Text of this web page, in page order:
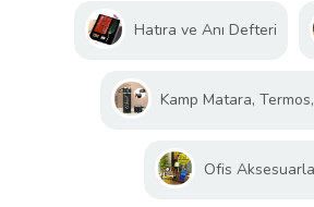
Hatıra ve Anı Defteri
Kamp Matara,
Ofis